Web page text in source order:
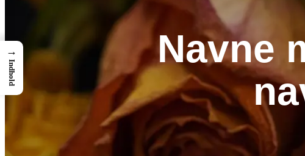
Navne
→
Indhold